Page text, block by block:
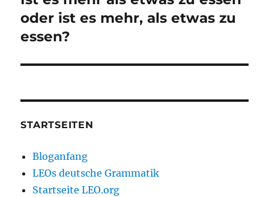
Beitrag:
oder ist es mehr, als etwas zu
essen?
STARTSEITEN
Bloganfang
LEOs deutsche Grammatik
Startseite LEO.org